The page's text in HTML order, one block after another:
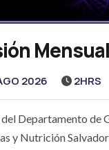
2026 2HRS
del Departamento de
y Nutrición